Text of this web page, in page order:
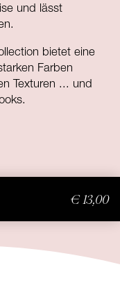
und lässt
bietet eine
Farben
Texturen ... und
€ 13,00